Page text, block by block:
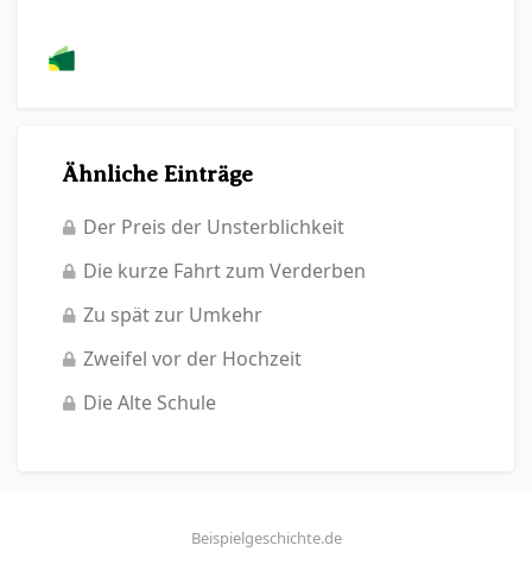
Ähnliche Einträge
Der Preis der Unsterblichkeit
Die kurze Fahrt zum Verderben
Zu spät zur Umkehr
Zweifel vor der Hochzeit
Die Alte Schule
Beispielgeschichte.de